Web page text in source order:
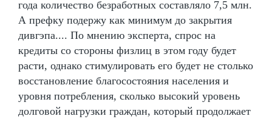
года количество безработных составляло 7,5 млн.
А префку подержу как минимум до закрытия
дивгэпа.... По мнению эксперта, спрос на
кредиты со стороны физлиц в этом году будет
расти, однако стимулировать его будет не столько
восстановление благосостояния населения и
уровня потребления, сколько высокий уровень
долговой нагрузки граждан, который продолжает